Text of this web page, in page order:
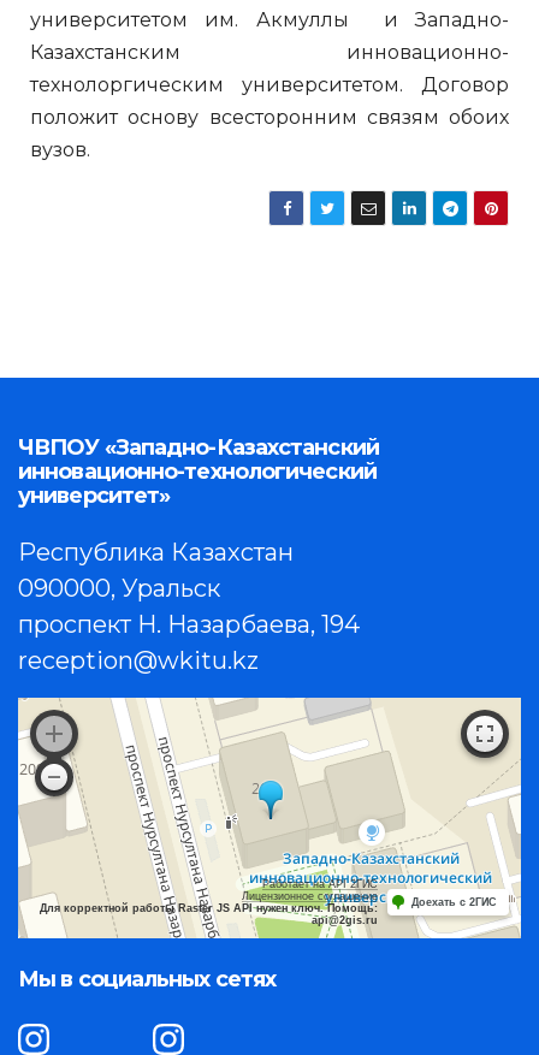
университетом им. Акмуллы и Западно-
Казахстанским инновационно-
технолоргическим университетом. Договор
положит основу всесторонним связям обоих
вузов.
ЧВПОУ «Западно-Казахстанский
инновационно-технологический
университет»
Республика Казахстан
090000, Уральск
проспект Н. Назарбаева, 194
reception@wkitu.kz
Работает на API 2ГИС
Лицензионное соглашение
Для корректной работы Raster JS API нужен ключ. Помощь:
api@2gis.ru
Доехать с 2ГИС
Мы в социальных сетях